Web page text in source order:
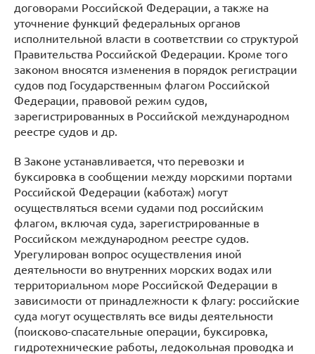
договорами Российской Федерации, а также на
уточнение функций федеральных органов
исполнительной власти в соответствии со структурой
Правительства Российской Федерации. Кроме того
законом вносятся изменения в порядок регистрации
судов под Государственным флагом Российской
Федерации, правовой режим судов,
зарегистрированных в Российской международном
реестре судов и др.
В Законе устанавливается, что перевозки и
буксировка в сообщении между морскими портами
Российской Федерации (каботаж) могут
осуществляться всеми судами под российским
флагом, включая суда, зарегистрированные в
Российском международном реестре судов.
Урегулирован вопрос осуществления иной
деятельности во внутренних морских водах или
территориальном море Российской Федерации в
зависимости от принадлежности к флагу: российские
суда могут осуществлять все виды деятельности
(поисково-спасательные операции, буксировка,
гидротехнические работы, ледокольная проводка и